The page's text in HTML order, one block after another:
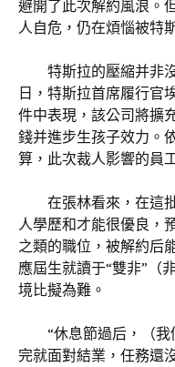
避開了此次解約風浪。
人自危，仍在煩惱被特
特斯拉的壓縮并非
日，特斯拉首席履行官
件中表現，該公司將擴
錢并進步生孩子效力。
算，此次裁人影響的員
在張林看來，在這
人學歷和才能很優良，
之類的職位，被解約后
應屆生就讀于“雙非”（
境比擬為難。
“休息節過后，（我
完就面對結業，任務還